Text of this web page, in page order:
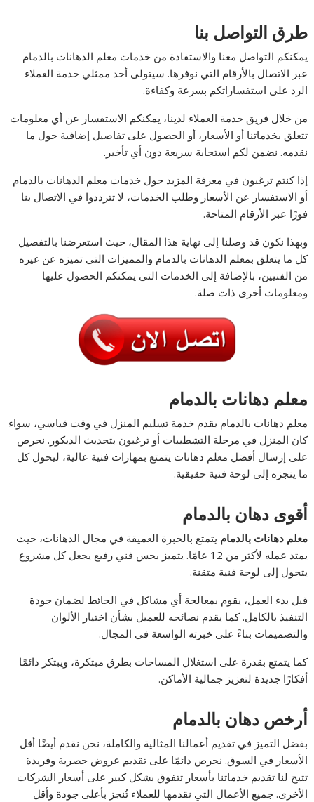
طرق التواصل بنا
يمكنكم التواصل معنا والاستفادة من خدمات معلم الدهانات بالدمام
عبر الاتصال بالأرقام التي نوفرها. سيتولى أحد ممثلي خدمة العملاء
الرد على استفساراتكم بسرعة وكفاءة.
من خلال فريق خدمة العملاء لدينا، يمكنكم الاستفسار عن أي معلومات
تتعلق بخدماتنا أو الأسعار، أو الحصول على تفاصيل إضافية حول ما
نقدمه. نضمن لكم استجابة سريعة دون أي تأخير.
إذا كنتم ترغبون في معرفة المزيد حول خدمات معلم الدهانات بالدمام
أو الاستفسار عن الأسعار وطلب الخدمات، لا تترددوا في الاتصال بنا
فورًا عبر الأرقام المتاحة.
وبهذا نكون قد وصلنا إلى نهاية هذا المقال، حيث استعرضنا بالتفصيل
كل ما يتعلق بمعلم الدهانات بالدمام والمميزات التي تميزه عن غيره
من الفنيين، بالإضافة إلى الخدمات التي يمكنكم الحصول عليها
ومعلومات أخرى ذات صلة.
معلم دهانات بالدمام
معلم دهانات بالدمام يقدم خدمة تسليم المنزل في وقت قياسي، سواء
كان المنزل في مرحلة التشطيبات أو ترغبون بتحديث الديكور. نحرص
على إرسال أفضل معلم دهانات يتمتع بمهارات فنية عالية، ليحول كل
ما ينجزه إلى لوحة فنية حقيقية.
أقوى دهان بالدمام
معلم دهانات بالدمام يتمتع بالخبرة العميقة في مجال الدهانات، حيث
يمتد عمله لأكثر من 12 عامًا. يتميز بحس فني رفيع يجعل كل مشروع
يتحول إلى لوحة فنية متقنة.
قبل بدء العمل، يقوم بمعالجة أي مشاكل في الحائط لضمان جودة
التنفيذ بالكامل. كما يقدم نصائحه للعميل بشأن اختيار الألوان
والتصميمات بناءً على خبرته الواسعة في المجال.
كما يتمتع بقدرة على استغلال المساحات بطرق مبتكرة، ويبتكر دائمًا
أفكارًا جديدة لتعزيز جمالية الأماكن.
أرخص دهان بالدمام
بفضل التميز في تقديم أعمالنا المثالية والكاملة، نحن نقدم أيضًا أقل
الأسعار في السوق. نحرص دائمًا على تقديم عروض حصرية وفريدة
تتيح لنا تقديم خدماتنا بأسعار تتفوق بشكل كبير على أسعار الشركات
الأخرى. جميع الأعمال التي نقدمها للعملاء تُنجز بأعلى جودة وأقل